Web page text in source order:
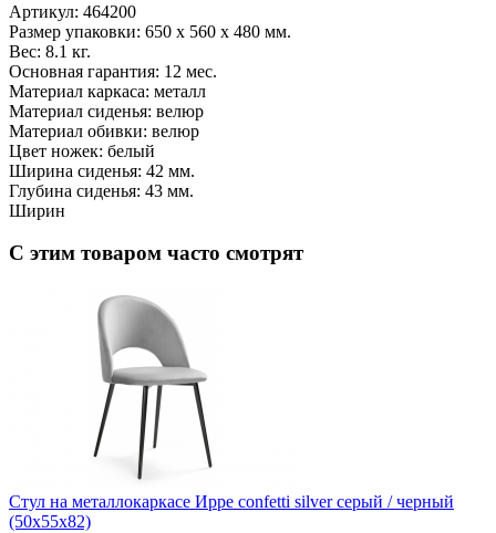
Артикул: 464200
Размер упаковки: 650 x 560 x 480 мм.
Вес: 8.1 кг.
Основная гарантия: 12 мес.
Материал каркаса: металл
Материал сиденья: велюр
Материал обивки: велюр
Цвет ножек: белый
Ширина сиденья: 42 мм.
Глубина сиденья: 43 мм.
Ширин
С этим товаром часто смотрят
Стул на металлокаркасе Ирре confetti silver серый / черный
(50x55x82)